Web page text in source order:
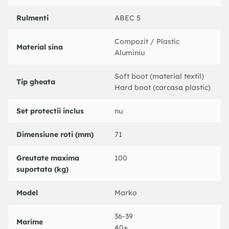
Rulmenti ABEC 5
Material sina
Compozit / Plastic
Aluminiu
Tip gheata
Soft boot (material textil)
Hard boot (carcasa plastic)
Set protectii inclus nu
Dimensiune roti (mm) 71
Greutate maxima
suportata (kg)
100
Model Marko
Marime
36-39